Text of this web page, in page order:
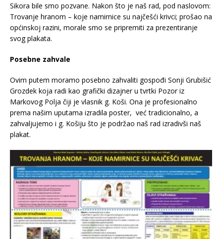
Sikora bile smo pozvane. Nakon što je naš rad, pod naslovom:
Trovanje hranom – koje namirnice su najčešći krivci; prošao na
općinskoj razini, morale smo se pripremiti za prezentiranje
svog plakata.
Posebne zahvale
Ovim putem moramo posebno zahvaliti gospođi Sonji Grubišić
Grozdek koja radi kao grafički dizajner u tvrtki Pozor iz
Markovog Polja čiji je vlasnik g. Koši. Ona je profesionalno
prema našim uputama izradila poster, već tradicionalno, a
zahvaljujemo i g. Košiju što je podržao naš rad izradivši naš
plakat.